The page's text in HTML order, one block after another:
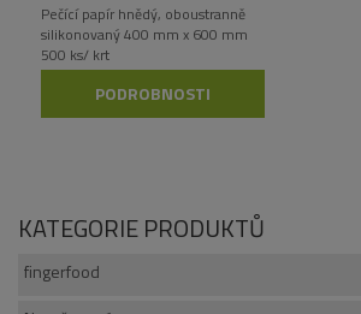
Pečící papír hnědý, oboustranně
silikonovaný 400 mm x 600 mm
500 ks/ krt
PODROBNOSTI
KATEGORIE PRODUKTŮ
fingerfood